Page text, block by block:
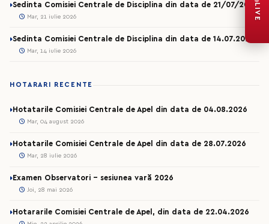
Sedinta Comisiei Centrale de Disciplina din data de 21/07/2026
Mar, 21 iulie 2026
Sedinta Comisiei Centrale de Disciplina din data de 14.07.2026
Mar, 14 iulie 2026
HOTARARI RECENTE
Hotatarile Comisiei Centrale de Apel din data de 04.08.2026
Mar, 04 august 2026
Hotatarile Comisiei Centrale de Apel din data de 28.07.2026
Mar, 28 iulie 2026
Examen Observatori - sesiunea vară 2026
Joi, 28 mai 2026
Hotararile Comisiei Centrale de Apel, din data de 22.04.2026
LIVE